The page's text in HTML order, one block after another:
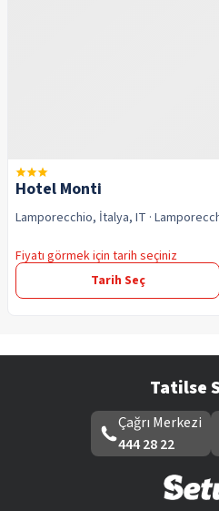
Hotel Monti
Lamporecchio, İtalya, IT ·
Fiyatı görmek için tarih seçiniz
Tarih Seç
Tatilse
Çağrı Merkezi
444 28 22